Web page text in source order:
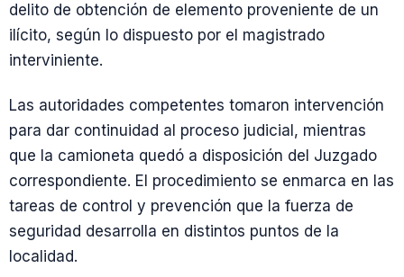
delito de obtención de elemento proveniente de un
ilícito, según lo dispuesto por el magistrado
interviniente.
Las autoridades competentes tomaron intervención
para dar continuidad al proceso judicial, mientras
que la camioneta quedó a disposición del Juzgado
correspondiente. El procedimiento se enmarca en las
tareas de control y prevención que la fuerza de
seguridad desarrolla en distintos puntos de la
localidad.